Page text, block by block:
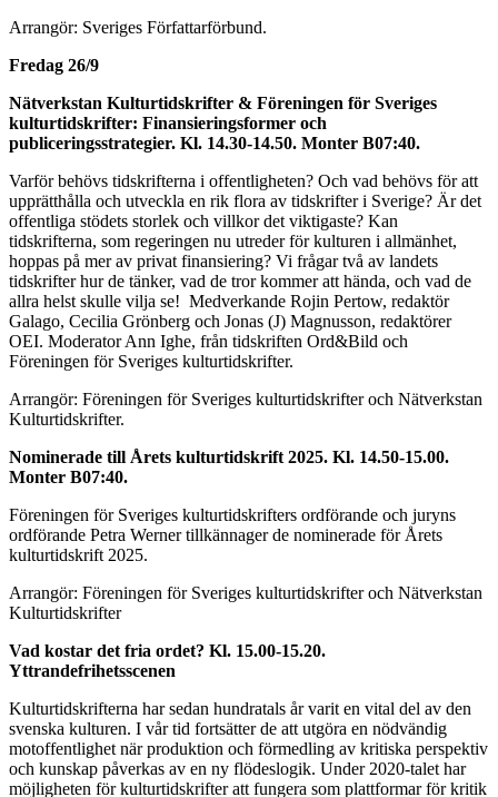
Arrangör: Sveriges Författarförbund.
Fredag 26/9
Nätverkstan Kulturtidskrifter & Föreningen för Sveriges
kulturtidskrifter: Finansieringsformer och
publiceringsstrategier. Kl. 14.30-14.50. Monter B07:40.
Varför behövs tidskrifterna i offentligheten? Och vad behövs för att
upprätthålla och utveckla en rik flora av tidskrifter i Sverige? Är det
offentliga stödets storlek och villkor det viktigaste? Kan
tidskrifterna, som regeringen nu utreder för kulturen i allmänhet,
hoppas på mer av privat finansiering? Vi frågar två av landets
tidskrifter hur de tänker, vad de tror kommer att hända, och vad de
allra helst skulle vilja se! Medverkande Rojin Pertow, redaktör
Galago, Cecilia Grönberg och Jonas (J) Magnusson, redaktörer
OEI. Moderator Ann Ighe, från tidskriften Ord&Bild och
Föreningen för Sveriges kulturtidskrifter.
Arrangör: Föreningen för Sveriges kulturtidskrifter och Nätverkstan
Kulturtidskrifter.
Nominerade till Årets kulturtidskrift 2025. Kl. 14.50-15.00.
Monter B07:40.
Föreningen för Sveriges kulturtidskrifters ordförande och juryns
ordförande Petra Werner tillkännager de nominerade för Årets
kulturtidskrift 2025.
Arrangör: Föreningen för Sveriges kulturtidskrifter och Nätverkstan
Kulturtidskrifter
Vad kostar det fria ordet? Kl. 15.00-15.20.
Yttrandefrihetsscenen
Kulturtidskrifterna har sedan hundratals år varit en vital del av den
svenska kulturen. I vår tid fortsätter de att utgöra en nödvändig
motoffentlighet när produktion och förmedling av kritiska perspektiv
och kunskap påverkas av en ny flödeslogik. Under 2020-talet har
möjligheten för kulturtidskrifter att fungera som plattformar för kritik